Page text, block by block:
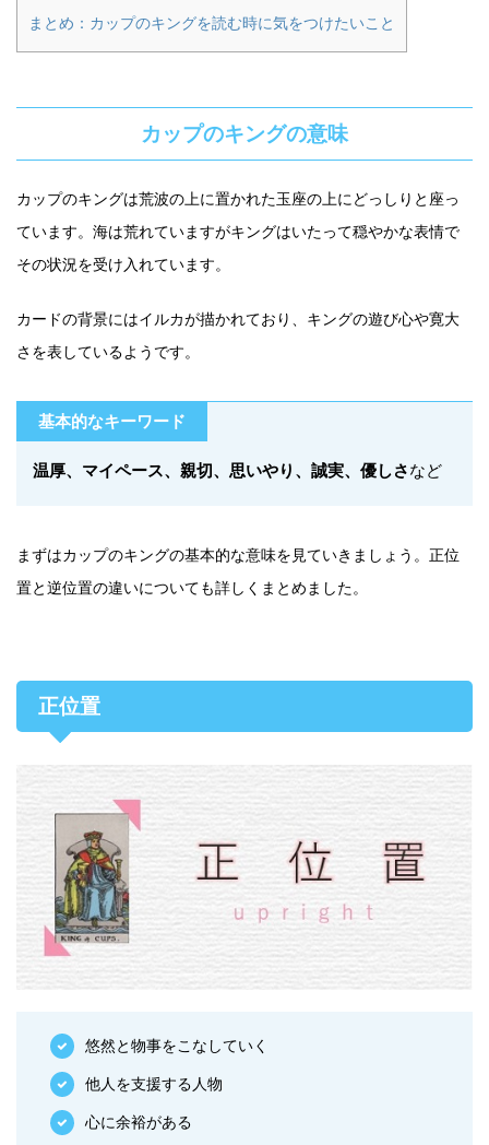
まとめ：カップのキングを読む時に気をつけたいこと
カップのキングの意味
カップのキングは荒波の上に置かれた玉座の上にどっしりと座っ
ています。海は荒れていますがキングはいたって穏やかな表情で
その状況を受け入れています。
カードの背景にはイルカが描かれており、キングの遊び心や寛大
さを表しているようです。
基本的なキーワード
温厚、マイペース、親切、思いやり、誠実、優しさなど
まずはカップのキングの基本的な意味を見ていきましょう。正位
置と逆位置の違いについても詳しくまとめました。
正位置
悠然と物事をこなしていく
他人を支援する人物
心に余裕がある